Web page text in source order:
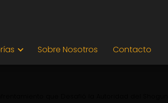
Sobre Nosotros Contacto